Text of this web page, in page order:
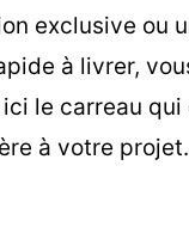
exclusive ou
à livrer,
le carreau qui
à votre projet.